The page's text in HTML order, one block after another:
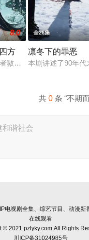
8.0
方
嗷小泽的独家连载漫画《
全26集
凛冬下的罪恶
本剧讲述了90年
共0 条 “不期
电视剧全集、综艺节目、动漫新
在线观看
© 2021 pzlyky.com All Rights
川ICP备31024985号